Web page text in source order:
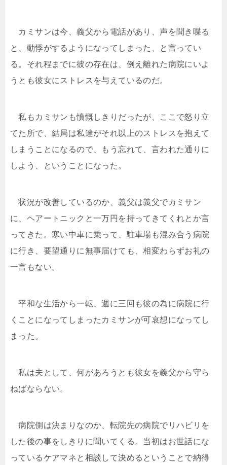
カミサンは今、義父から電話があり、声を聞き喋る
と、動悸がするようになってしまった、と言ってい
る。それ程までに彼の存在は、例え離れた病院にいよ
うとも彼女にストレスを与えているのだ。
私もカミサンも憤慨しきりだったが、ここで怒り立
てた所で、結局は私達がそれ以上のストレスを抱えて
しまうことになるので、もう忘れて、言われた通りに
しよう、ということになった。
状況が改善しているのか、義父は義父でカミサン
に、ヘアートニックと一万円を持ってきてくれとか言
ってきた。寒い中車に乗って、駐車場も混み合う病院
に行き、要望通りに無事届けても、相変わらずお礼の
一言もない。
平和な生活から一転、週に三回も彼の為に病院に行
くことになってしまったカミサンが可哀想になってし
まった。
私は夫として、何があろうとも彼女を義父から守ら
ねばならない。
病院側は決まりなのか、転院先の病院でリハビリを
した後の事をしきりに聞いてくる。当初はお世話にな
っているケアマネと相談して決めるということで納得